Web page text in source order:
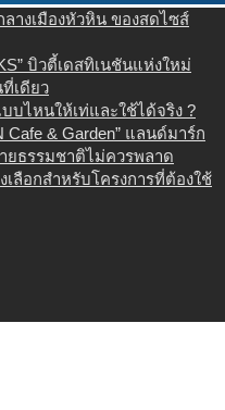
างเมืองหัวหิน ของสดไซส์
บิวตี้เดสทิเนชันแห่งใหม่
เดียว
บไหนให้เท่และใช้ได้จริง ?
Cafe & Garden” แลนด์มาร์ก
ยธรรมชาติไม่ควรพลาด
เลือกสำหรับโครงการที่ต้องใช้